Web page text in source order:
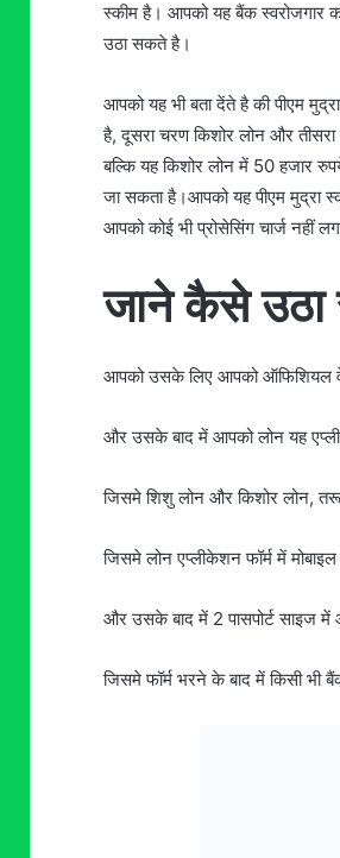
स्कीम है। आपको यह बैंक स्वरोजगार
उठा सकते है।
आपको यह भी बता देंते है की पीएम
है, दूसरा चरण किशोर लोन और
बल्कि यह किशोर लोन में 50 हजार
जा सकता है।आपको यह पीएम मुद्रा
आपको कोई भी प्रोसेसिंग चार्ज नहीं
जाने कैसे
आपको उसके लिए आपको ऑफिशियल
और उसके बाद में आपको लोन यह
जिसमे शिशु लोन और किशोर लोन,
जिसमे लोन एप्लीकेशन फॉर्म में
और उसके बाद में 2 पासपोर्ट साइज में
जिसमे फॉर्म भरने के बाद में किसी भी